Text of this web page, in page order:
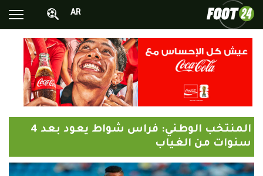
الأخبار الوطنية
الأخبار العالمية
محترفونا بالخارج
ألبومات الصور
أخبار متفرقة
AR
المنتخب الوطني: فراس شواط يعود بعد 4
سنوات من الغياب